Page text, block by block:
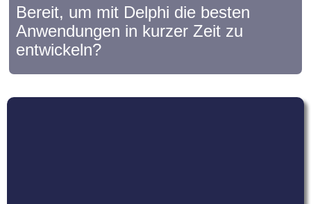
Bereit, um mit Delphi die besten
Anwendungen in kurzer Zeit zu
entwickeln?